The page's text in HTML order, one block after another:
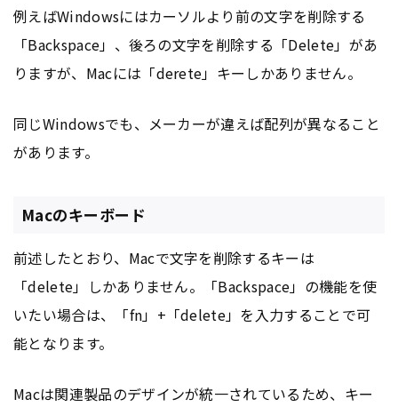
例えばWindowsにはカーソルより前の文字を削除する
「Backspace」、後ろの文字を削除する「Delete」があ
りますが、Macには「derete」キーしかありません。
同じWindowsでも、メーカーが違えば配列が異なること
があります。
Macのキーボード
前述したとおり、Macで文字を削除するキーは
「delete」しかありません。「Backspace」の機能を使
いたい場合は、「fn」+「delete」を入力することで可
能となります。
Macは関連製品のデザインが統一されているため、キー